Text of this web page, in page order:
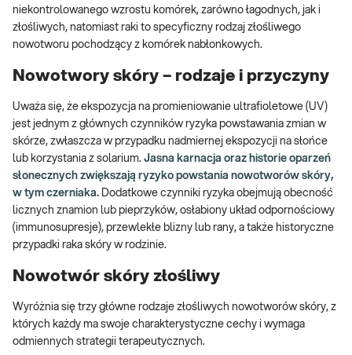
niekontrolowanego wzrostu komórek, zarówno łagodnych, jak i
złośliwych, natomiast raki to specyficzny rodzaj złośliwego
nowotworu pochodzący z komórek nabłonkowych.
Nowotwory skóry – rodzaje i przyczyny
Uważa się, że ekspozycja na promieniowanie ultrafioletowe (UV)
jest jednym z głównych czynników ryzyka powstawania zmian w
skórze, zwłaszcza w przypadku nadmiernej ekspozycji na słońce
lub korzystania z solarium. Jasna karnacja oraz historie oparzeń
słonecznych zwiększają ryzyko powstania nowotworów skóry,
w tym czerniaka. Dodatkowe czynniki ryzyka obejmują obecność
licznych znamion lub pieprzyków, osłabiony układ odpornościowy
(immunosupresje), przewlekłe blizny lub rany, a także historyczne
przypadki raka skóry w rodzinie.
Nowotwór skóry złośliwy
Wyróżnia się trzy główne rodzaje złośliwych nowotworów skóry, z
których każdy ma swoje charakterystyczne cechy i wymaga
odmiennych strategii terapeutycznych.